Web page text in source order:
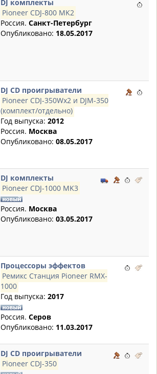
DJ комплекты
Pioneer CDJ-800 MK2
Россия. Санкт-Петербург
Опубликовано: 18.05.2017
DJ CD проигрыватели
Pioneer CDJ-350Wx2 и DJM-350
(комплект/отдельно)
Год выпуска: 2012
Россия. Москва
Опубликовано: 08.05.2017
DJ комплекты
Pioneer CDJ-1000 MK3
Россия. Москва
Опубликовано: 03.05.2017
Процессоры эффектов
Ремикс Станция Pioneer RMX-
1000
Год выпуска: 2017
Россия. Серов
Опубликовано: 11.03.2017
DJ CD проигрыватели
Pioneer CDJ-350